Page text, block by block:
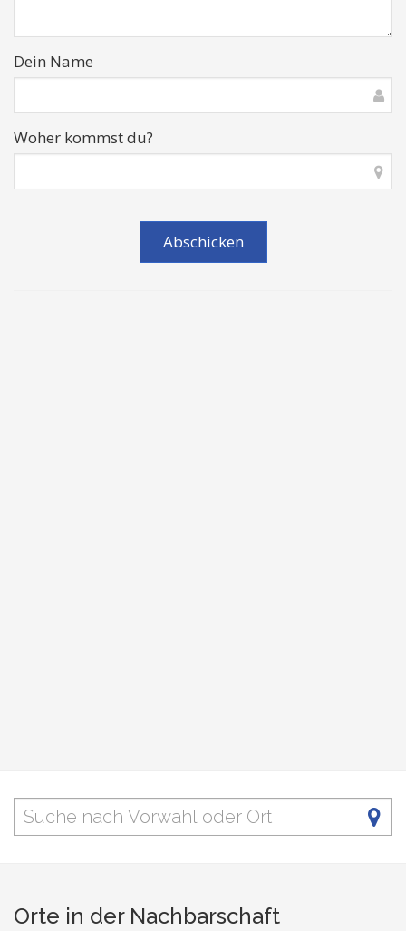
Dein Name
Woher kommst du?
Orte in der Nachbarschaft